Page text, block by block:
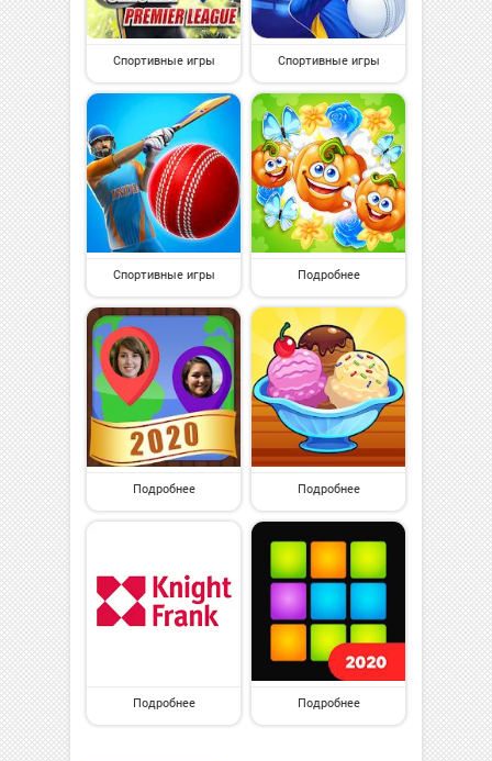
Спортивные игры Спортивные игры
Спортивные игры Подробнее
Подробнее Подробнее
Подробнее Подробнее